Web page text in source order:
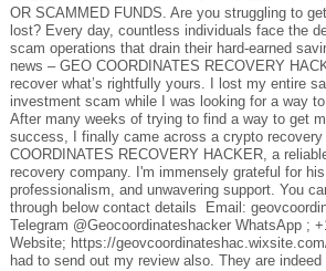
OR SCAMMED FUNDS. Are you struggling to
lost? Every day, countless individuals face the
scam operations that drain their hard-earned
news – GEO COORDINATES RECOVERY
recover what’s rightfully yours. I lost my entire
investment scam while I was looking for a way
After many weeks of trying to find a way to get
success, I finally came across a crypto
COORDINATES RECOVERY HACKER, a
recovery company. I'm immensely grateful for
professionalism, and unwavering support. You
through below contact details Email:
Telegram @Geocoordinateshacker WhatsApp ;
Website; https://
had to send out my review also. They are indeed